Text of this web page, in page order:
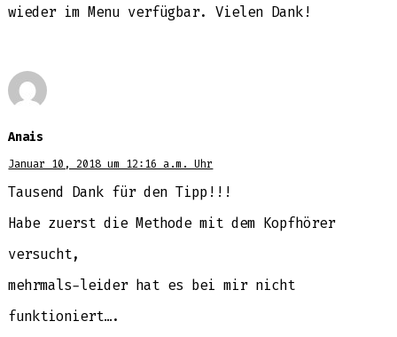
wieder im Menu verfügbar. Vielen Dank!
Anais
Januar 10, 2018 um 12:16 a.m. Uhr
Tausend Dank für den Tipp!!!
Habe zuerst die Methode mit dem Kopfhörer
versucht,
mehrmals-leider hat es bei mir nicht
funktioniert….